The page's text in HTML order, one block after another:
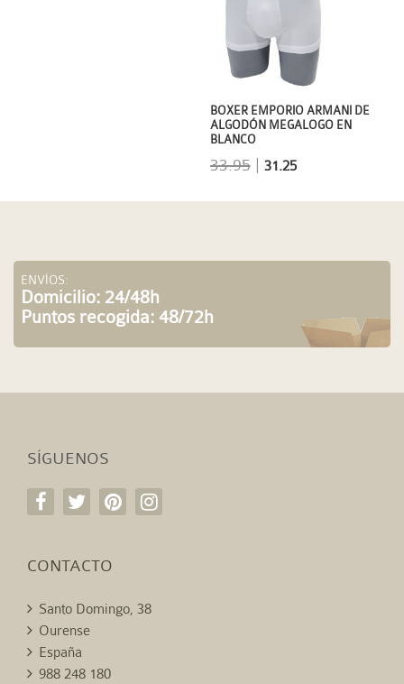
BOXER EMPORIO ARMANI DE
ALGODÓN MEGALOGO EN
BLANCO
33.95| 31.25
ENVÍOS:
Domicilio: 24/48h
Puntos recogida: 48/72h
SÍGUENOS
CONTACTO
Santo Domingo, 38
Ourense
España
988 248 180